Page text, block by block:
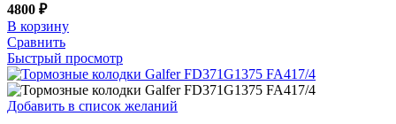
4800 ₽
В корзину
Сравнить
Быстрый просмотр
Добавить в список желаний